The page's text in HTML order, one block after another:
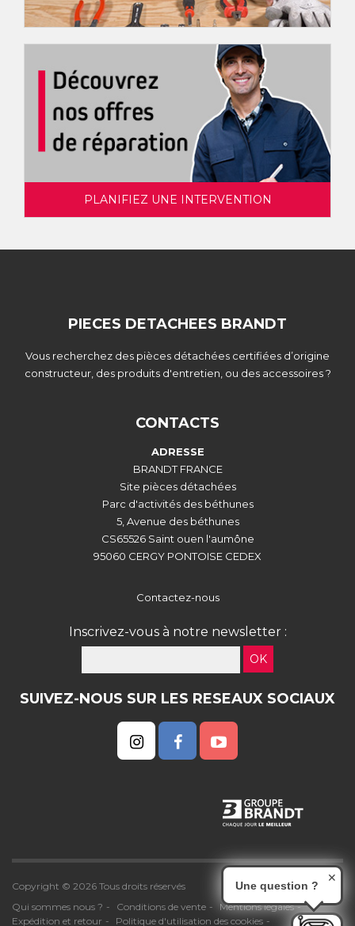
PLANIFIEZ UNE INTERVENTION
PIECES DETACHEES BRANDT
Vous recherchez des pièces détachées certifiées d’origine
constructeur, des produits d'entretien, ou des accessoires ?
CONTACTS
ADRESSE
BRANDT FRANCE
Site pièces détachées
Parc d'activités des béthunes
5, Avenue des béthunes
CS65526 Saint ouen l'aumône
95060 CERGY PONTOISE CEDEX
Contactez-nous
Inscrivez-vous à notre newsletter :
OK
SUIVEZ-NOUS SUR LES RESEAUX SOCIAUX
Copyright © 2026 Tous droits réservés
Qui sommes nous ?
Conditions de vente
Mentions légales
Expédition et retour
Politique d'utilisation des cookies
Une question ?
✕